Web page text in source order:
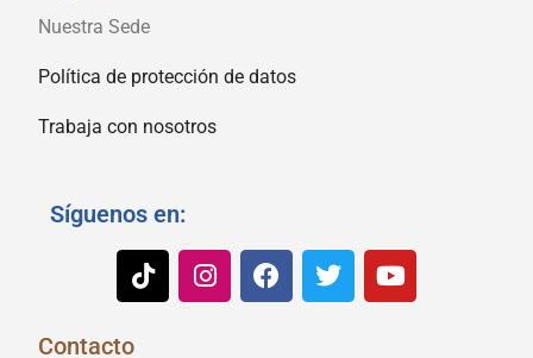
Nuestra Sede
Política de protección de datos
Trabaja con nosotros
Síguenos en:
Contacto